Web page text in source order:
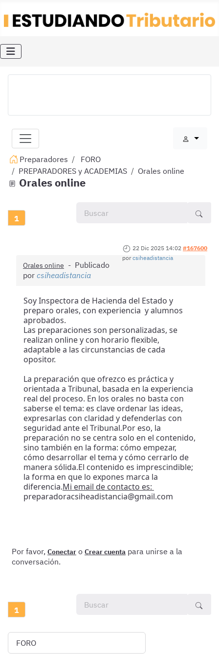
Preparadores
FORO
PREPARADORES y ACADEMIAS
Orales online
Orales online
1
22 Dic 2025 14:02 #167600
porcsiheadistancia
Orales online
Publicado
por csiheadistancia
Soy Inspectora de Hacienda del Estado y
preparo orales, con experiencia y alumnos
aprobados.
Las preparaciones son personalizadas, se
realizan online y con horario flexible,
adaptable a las circunstancias de cada
opositor.
La preparación que ofrezco es práctica y
orientada a Tribunal, basada en la experiencia
real del proceso. En los orales no basta con
saberse el tema: es clave ordenar las ideas,
expresarlas con claridad y defenderlas con
seguridad ante el Tribunal.Por eso, la
preparación no se centra solo en el contenido,
sino también en la forma: cómo empezar,
cómo desarrollar el tema y cómo cerrarlo de
manera sólida.El contenido es imprescindible;
la forma en que lo expones marca la
diferencia.Mi email de contacto es:
preparadoracsiheadistancia@gmail.com
Por favor, Conectar o Crear cuenta para unirse a la
conversación.
1